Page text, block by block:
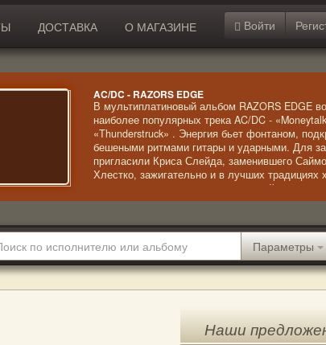
ДОСТАВКА О МАГАЗИНЕ Войти
AC/DC - RAZORS EDGE
В мультиплатиновый альбом RAZORS EDGE
наиболее популярных трека AC/DC -
«Thunderstruck» . Энергия бьет фонтаном,
бешеными ритмами гитары и ударными. Для
пригласили Криса Слейда, заменившего
Хлестко, зажигательно и в лучших традициях
металла и хард-рока – классический вариант
музыки.
Параметры
Наши